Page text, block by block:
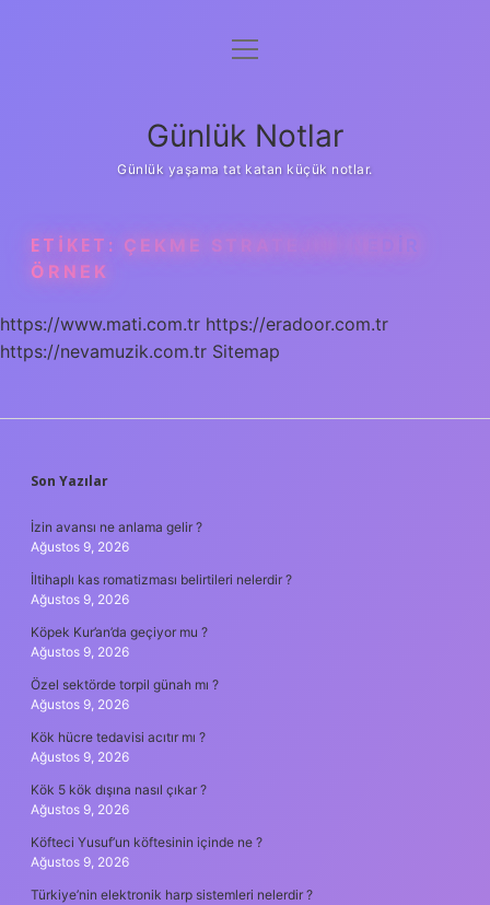
Anasayfa
Yasal Uyarı
menüyü
Günlük Notlar
Günlük yaşama tat katan küçük notlar.
ETIKET: ÇEKME STRATEJISI NEDIR
ÖRNEK
https://www.mati.com.tr https://eradoor.com.tr
https://nevamuzik.com.tr Sitemap
SIDEBAR
Son Yazılar
İzin avansı ne anlama gelir ?
Ağustos 9, 2026
İltihaplı kas romatizması belirtileri nelerdir ?
Ağustos 9, 2026
Köpek Kur’an’da geçiyor mu ?
Ağustos 9, 2026
Özel sektörde torpil günah mı ?
Ağustos 9, 2026
Kök hücre tedavisi acıtır mı ?
Ağustos 9, 2026
Kök 5 kök dışına nasıl çıkar ?
Ağustos 9, 2026
Köfteci Yusuf’un köftesinin içinde ne ?
Ağustos 9, 2026
Türkiye’nin elektronik harp sistemleri nelerdir ?